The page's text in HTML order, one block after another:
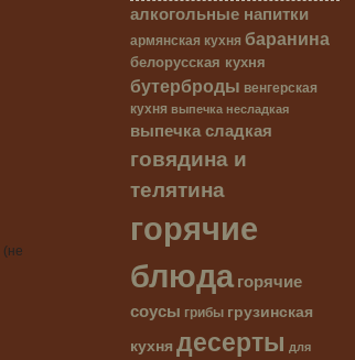
(не
алкогольные напитки
армянская кухня баранина
белорусская кухня
бутерброды венгерская
кухня выпечка несладкая
выпечка сладкая
говядина и
телятина
горячие
блюдагорячие
соусы грибы грузинская
кухня десерты для